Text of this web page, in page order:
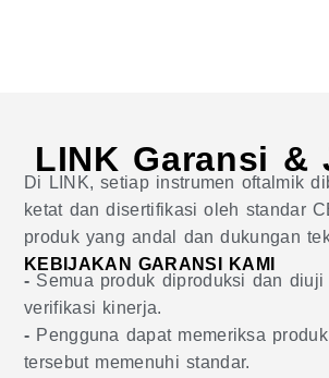
LINK Garansi &
Di LINK, setiap instrumen oftalmik
ketat dan disertifikasi oleh standar
produk yang andal dan dukungan
KEBIJAKAN GARANSI KAMI
- Semua produk diproduksi dan
verifikasi kinerja.
- Pengguna dapat memeriksa
tersebut memenuhi standar.